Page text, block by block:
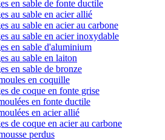
en sable de fonte ductile
au sable en acier allié
au sable en acier au carbone
au sable en acier inoxydable
en sable d'aluminium
au sable en laiton
en sable de bronze
en coquille
de coque en fonte grise
en fonte ductile
en acier allié
de coque en acier au carbone
perdus